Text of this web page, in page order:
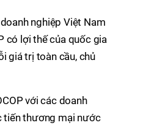
nghiệp Việt Nam
có lợi thế của quốc gia
giá trị toàn cầu, chủ
với các doanh
tiến thương mại nước